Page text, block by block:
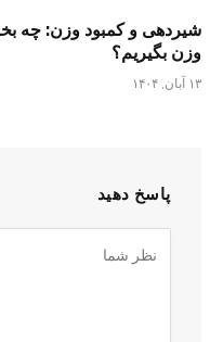
شیردهی و کمبود وزن: چه
وزن بگیریم؟
۱۳ آبان, ۱۴۰۴
پاسخ دهید